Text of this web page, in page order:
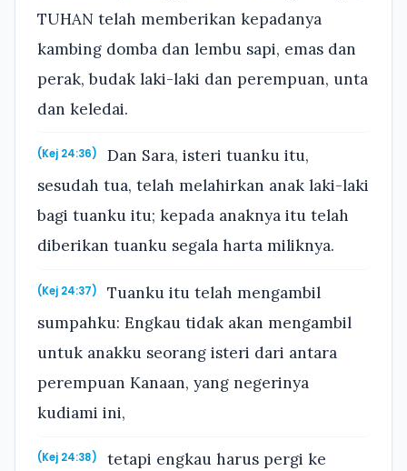
TUHAN telah memberikan kepadanya
kambing domba dan lembu sapi, emas dan
perak, budak laki-laki dan perempuan, unta
dan keledai.
(Kej 24:36)
Dan Sara, isteri tuanku itu,
sesudah tua, telah melahirkan anak laki-laki
bagi tuanku itu; kepada anaknya itu telah
diberikan tuanku segala harta miliknya.
(Kej 24:37)
Tuanku itu telah mengambil
sumpahku: Engkau tidak akan mengambil
untuk anakku seorang isteri dari antara
perempuan Kanaan, yang negerinya
kudiami ini,
(Kej 24:38)
tetapi engkau harus pergi ke